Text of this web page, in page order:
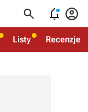
  
Listy Recenzje